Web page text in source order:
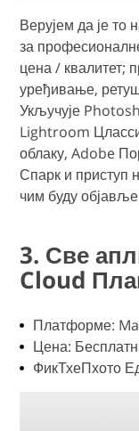
Верујем да је то
за
цена / квалитет;
уређивање,
Укључује
Lightroom
облаку, Adobe
Спарк и приступ
чим буду
3. Све
Cloud
Платформе:
Цена:
ФикТхеПхото